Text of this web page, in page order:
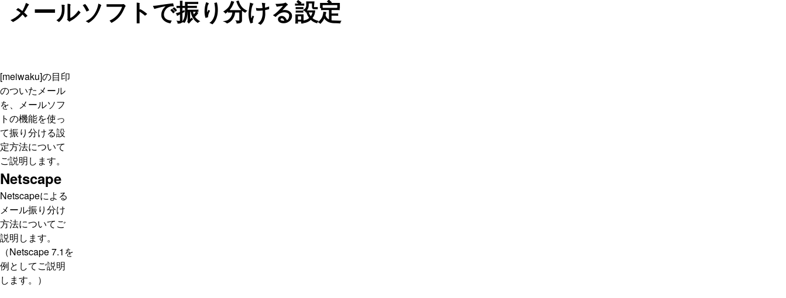
メールソフトで振り分ける設定
[meiwaku]の目印
のついたメール
を、メールソフ
トの機能を使っ
て振り分ける設
定方法について
ご説明します。
Netscape
Netscapeによる
メール振り分け
方法についてご
説明します。
（Netscape 7.1を
例としてご説明
します。）